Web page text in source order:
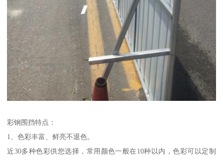
彩钢围挡特点：
1、色彩丰富、鲜亮不退色。
近30多种色彩供您选择，常用颜色一般在10种以内，色彩可以定制